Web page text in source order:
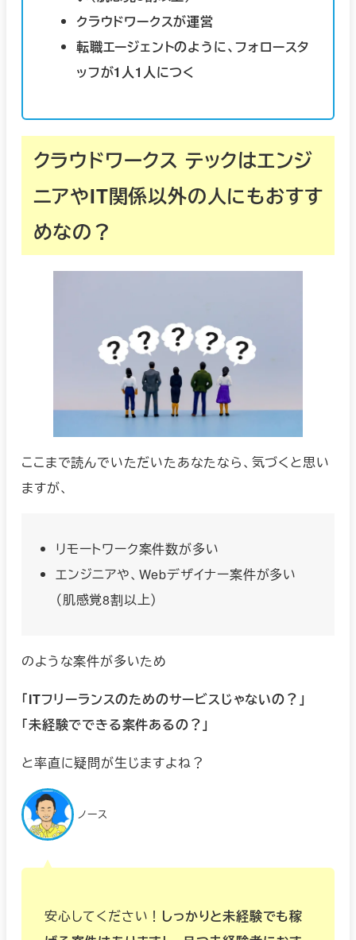
クラウドワークスが運営
転職エージェントのように、フォロースタ
ッフが1人1人につく
クラウドワークス テックはエンジ
ニアやIT関係以外の人にもおすす
めなの？
ここまで読んでいただいたあなたなら、気づくと思い
ますが、
リモートワーク案件数が多い
エンジニアや、Webデザイナー案件が多い
（肌感覚8割以上）
のような案件が多いため
「ITフリーランスのためのサービスじゃないの？」
「未経験でできる案件あるの？」
と率直に疑問が生じますよね？
ノース
安心してください！ しっかりと未経験でも稼